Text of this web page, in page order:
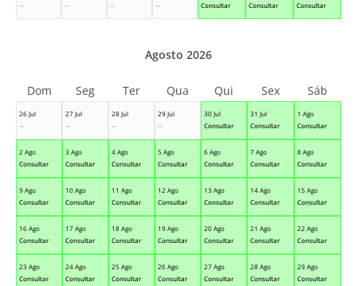
--
--
--
--
Consultar
Consultar
Consultar
26 Jul
--
27 Jul
--
28 Jul
--
29 Jul
--
30 Jul
Consultar
31 Jul
Consultar
1 Ago
Consultar
2 Ago
Consultar
3 Ago
Consultar
4 Ago
Consultar
5 Ago
Consultar
6 Ago
Consultar
7 Ago
Consultar
8 Ago
Consultar
9 Ago
Consultar
10 Ago
Consultar
11 Ago
Consultar
12 Ago
Consultar
13 Ago
Consultar
14 Ago
Consultar
15 Ago
Consultar
16 Ago
Consultar
17 Ago
Consultar
18 Ago
Consultar
19 Ago
Consultar
20 Ago
Consultar
21 Ago
Consultar
22 Ago
Consultar
23 Ago
Consultar
24 Ago
Consultar
25 Ago
Consultar
26 Ago
Consultar
27 Ago
Consultar
28 Ago
Consultar
29 Ago
Consultar
Agosto 2026
Dom Seg Ter Qua Qui Sex Sáb